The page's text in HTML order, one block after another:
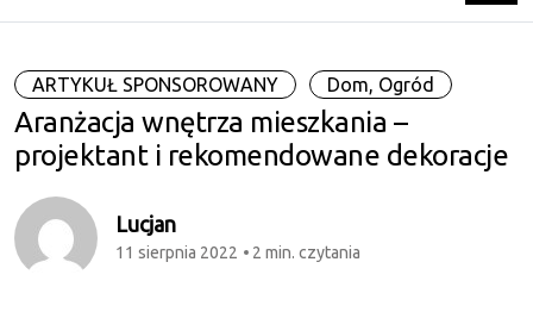
ARTYKUŁ SPONSOROWANY Dom, Ogród
Aranżacja wnętrza mieszkania –
projektant i rekomendowane dekoracje
Lucjan
11 sierpnia 2022 2 min. czytania